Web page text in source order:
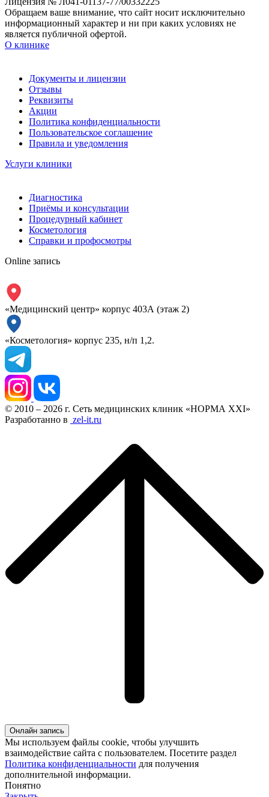
Обращаем ваше внимание, что сайт носит исключительно
информационный характер и ни при каких условиях не
является публичной офертой.
О клинике
Документы и лицензии
Отзывы
Реквизиты
Акции
Политика конфиденциальности
Пользовательское соглашение
Правила и уведомления
Услуги клиники
Диагностика
Приёмы и консультации
Процедурный кабинет
Косметология
Справки и профосмотры
Online запись
«Медицинский центр» корпус 403А (этаж 2)
«Косметология» корпус 235, н/п 1,2.
© 2010 – 2026 г. Сеть медицинских клиник «НОРМА XXI»
Разработанно в zel-it.ru
Онлайн запись
Мы используем файлы cookie, чтобы улучшить
взаимодействие сайта с пользователем. Посетите раздел
Политика конфиденциальности для получения
дополнительной информации.
Понятно